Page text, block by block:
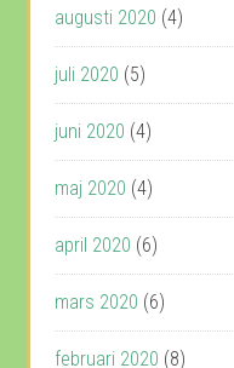
augusti 2020 (4)
juli 2020 (5)
juni 2020 (4)
maj 2020 (4)
april 2020 (6)
mars 2020 (6)
februari 2020 (8)